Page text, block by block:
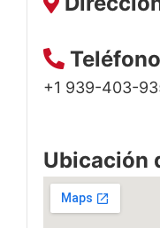
Teléfono
+1 939-403-
Ubicación